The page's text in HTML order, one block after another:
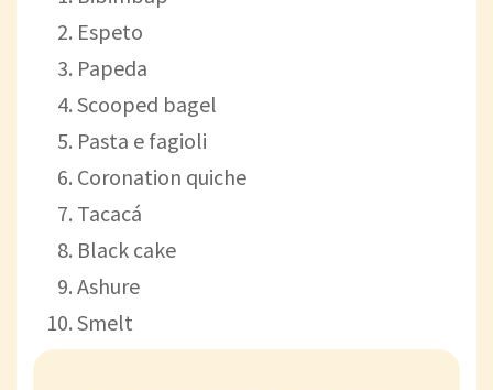
Espeto
Papeda
Scooped bagel
Pasta e fagioli
Coronation quiche
Tacacá
Black cake
Ashure
Smelt